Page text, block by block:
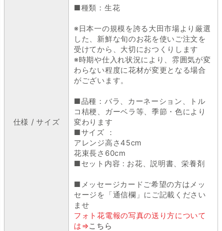
仕様 / サイズ
■種類：生花
※日本一の規模を誇る大田市場より厳選
した、新鮮な旬のお花を使いご注文を
受けてから、大切におつくりします
※時期や仕入れ状況により、雰囲気が変
わらない程度に花材が変更となる場合
がございます。
■品種：バラ、カーネーション、トル
コ桔梗、ガーベラ等、季節・色により
変わります
■サイズ ：
アレンジ高さ45cm
花束長さ60cm
■セット内容 : お花、説明書、栄養剤
■メッセージカードご希望の方はメッ
セージを「通信欄」にご記載ください
ませ
フォト花電報の写真の送り方について
は⇒こちら